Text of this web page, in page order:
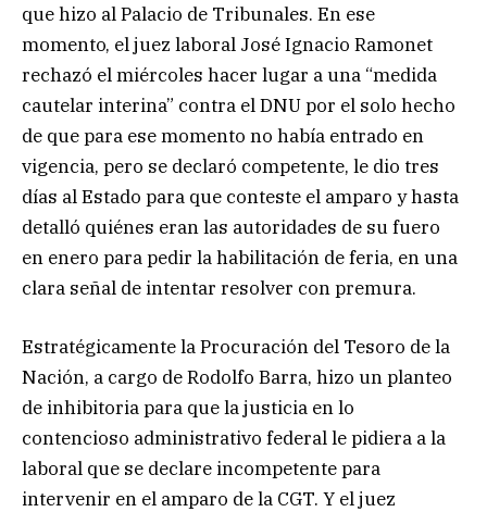
que hizo al Palacio de Tribunales. En ese
momento, el juez laboral José Ignacio Ramonet
rechazó el miércoles hacer lugar a una “medida
cautelar interina” contra el DNU por el solo hecho
de que para ese momento no había entrado en
vigencia, pero se declaró competente, le dio tres
días al Estado para que conteste el amparo y hasta
detalló quiénes eran las autoridades de su fuero
en enero para pedir la habilitación de feria, en una
clara señal de intentar resolver con premura.
Estratégicamente la Procuración del Tesoro de la
Nación, a cargo de Rodolfo Barra, hizo un planteo
de inhibitoria para que la justicia en lo
contencioso administrativo federal le pidiera a la
laboral que se declare incompetente para
intervenir en el amparo de la CGT. Y el juez